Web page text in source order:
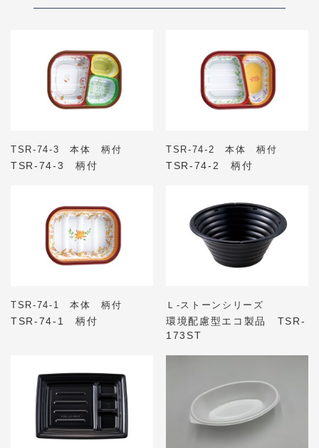
TSR-74-3 本体 柄付
TSR-74-3 柄付
TSR-74-2 本体 柄付
TSR-74-2 柄付
TSR-74-1 本体 柄付
TSR-74-1 柄付
Ｌ-ストーンシリーズ
環境配慮型エコ製品 TSR-
173ST